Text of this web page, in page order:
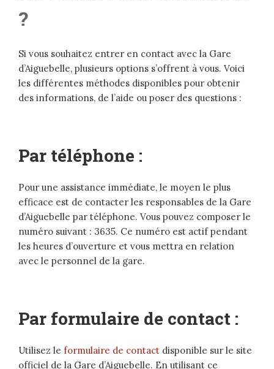
?
Si vous souhaitez entrer en contact avec la Gare
d’Aiguebelle, plusieurs options s’offrent à vous. Voici
les différentes méthodes disponibles pour obtenir
des informations, de l’aide ou poser des questions :
Par téléphone :
Pour une assistance immédiate, le moyen le plus
efficace est de contacter les responsables de la Gare
d’Aiguebelle par téléphone. Vous pouvez composer le
numéro suivant : 3635. Ce numéro est actif pendant
les heures d’ouverture et vous mettra en relation
avec le personnel de la gare.
Par formulaire de contact :
Utilisez le formulaire de contact disponible sur le site
officiel de la Gare d’Aiguebelle. En utilisant ce